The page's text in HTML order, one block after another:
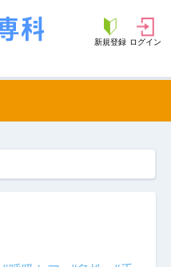
新規登録 ログイン